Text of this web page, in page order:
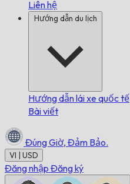
Liên hệ
Hướng dẫn du lịch
Hướng dẫn lái xe quốc tế
Bài viết
Đúng Giờ, Đảm Bảo.
VI | USD
Đăng nhập Đăng ký